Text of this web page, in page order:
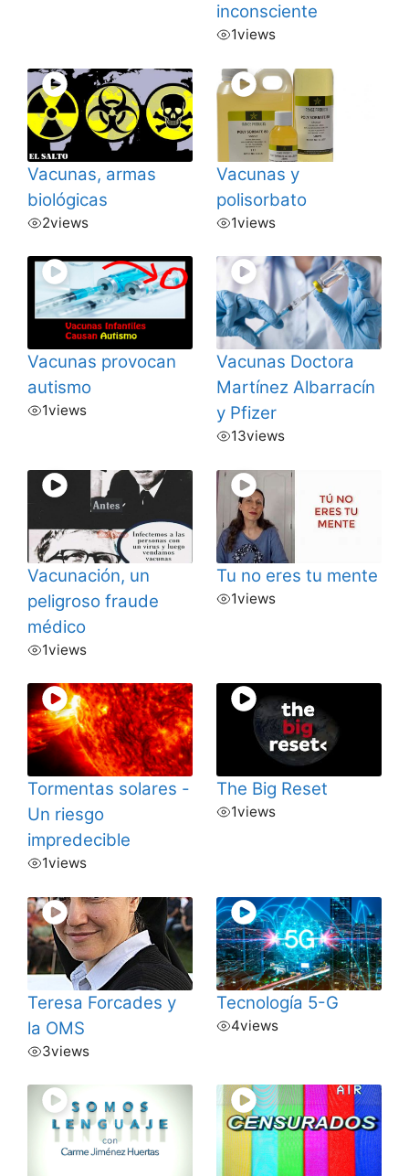
inconsciente
1views
Vacunas, armas
biológicas
2views
Vacunas y
polisorbato
1views
Vacunas provocan
autismo
1views
Vacunas Doctora
Martínez Albarracín
y Pfizer
13views
Vacunación, un
peligroso fraude
médico
1views
Tu no eres tu mente
1views
Tormentas solares -
Un riesgo
impredecible
1views
The Big Reset
1views
Teresa Forcades y
la OMS
3views
Tecnología 5-G
4views